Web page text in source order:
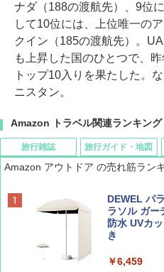
ナダ（188の渡航先）、9位
して10位には、上位唯一の
クイン（185の渡航先）。
も上昇した国のひとつで、
トップ10入りを果たした。
ニスタン。
Amazon トラベル関連ランキング
旅行雑誌
ディズニ
誌] (ＤＩＳ
￥713
旅行ガイド・地図
僕が見た未
￥0
[キャンパー
プテント 傘
ッとサンシ
ッシュ 簡単
Amazon アウトドア の売れ筋ラン
DEWEL パ
ラソル ガー
防水 UVカ
き
￥6,459